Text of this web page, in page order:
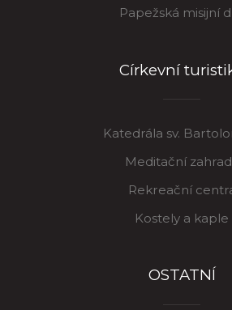
Papežská misijní
Církevní
Katedrála sv.
Meditační
Rekreační
Kostely a kaple
OSTATNÍ